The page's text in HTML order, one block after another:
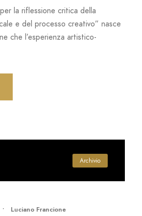
la riflessione critica della
e del processo creativo” nasce
che l’esperienza artistico-
Archivio
• Luciano Francione